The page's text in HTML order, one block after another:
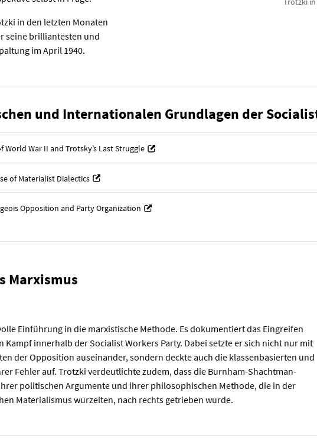
in den letzten Monaten
seine brilliantesten und
im April 1940.
und Internationalen Grundlagen der
World War II and Trotsky’s Last Struggle
of Materialist Dialectics
Opposition and Party Organization
Marxismus
Einführung in die marxistische Methode. Es dokumentiert das Eingreifen
Kampf innerhalb der Socialist Workers Party. Dabei setzte er sich nicht nur mit
der Opposition auseinander, sondern deckte auch die klassenbasierten und
Fehler auf. Trotzki verdeutlichte zudem, dass die Burnham-Shachtman-
politischen Argumente und ihrer philosophischen Methode, die in der
Materialismus wurzelten, nach rechts getrieben wurde.